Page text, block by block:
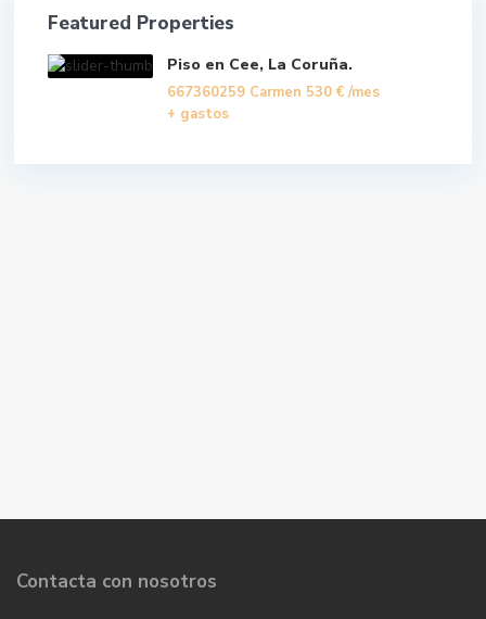
Featured Properties
Piso en Cee, La Coruña.
667360259 Carmen 530 € /mes
+ gastos
Contacta con nosotros